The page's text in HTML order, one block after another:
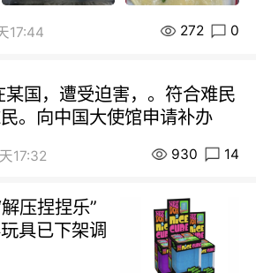
17:44 272 0
国，遭受迫害，。符合难民
。向中国大使馆申请补办
17:32 930 14
压捏捏乐”
具已下架调